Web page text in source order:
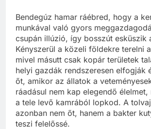
Bendegúz hamar ráébred, hogy a
munkával való gyors
csupán illúzió, így bosszút esküszik
Kényszerül a közeli földekre terelni
mivel másutt csak kopár területek
helyi gazdák rendszeresen elfogják
őt, amikor az állatok a
ráadásul nem kap elegendő
a tele levő kamrából lopkod. A
azonban nem őt, hanem a bakter
teszi felelőssé.